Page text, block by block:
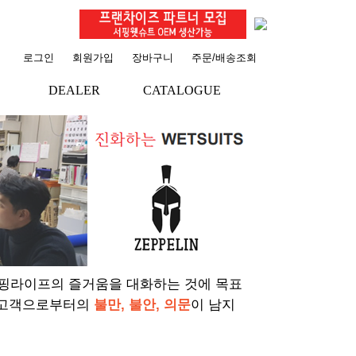
로그인 회원가입 장바구니 주문/배송조회
DEALER CATALOGUE
라이프의 즐거움을 대화하는 것에 목표
객으로부터의 불만, 불안, 의문이 남지